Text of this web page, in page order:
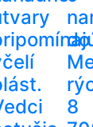
do
8